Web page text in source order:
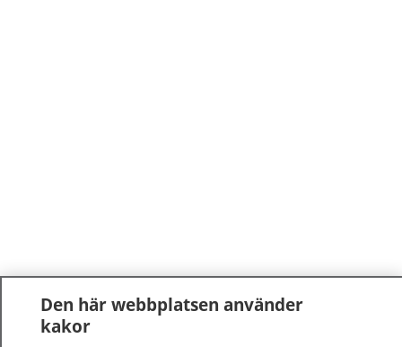
Den här webbplatsen använder
kakor